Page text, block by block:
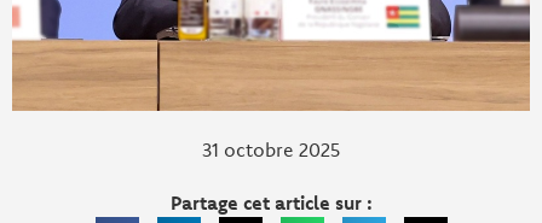
31 octobre 2025
Partage cet article sur :